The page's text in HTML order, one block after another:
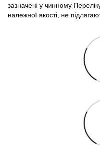
зазначені у чинному
належної якості, не